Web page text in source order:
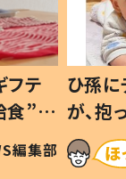
フテ
食”を
の親
編集部
ひ孫
が、
「涙が
い」